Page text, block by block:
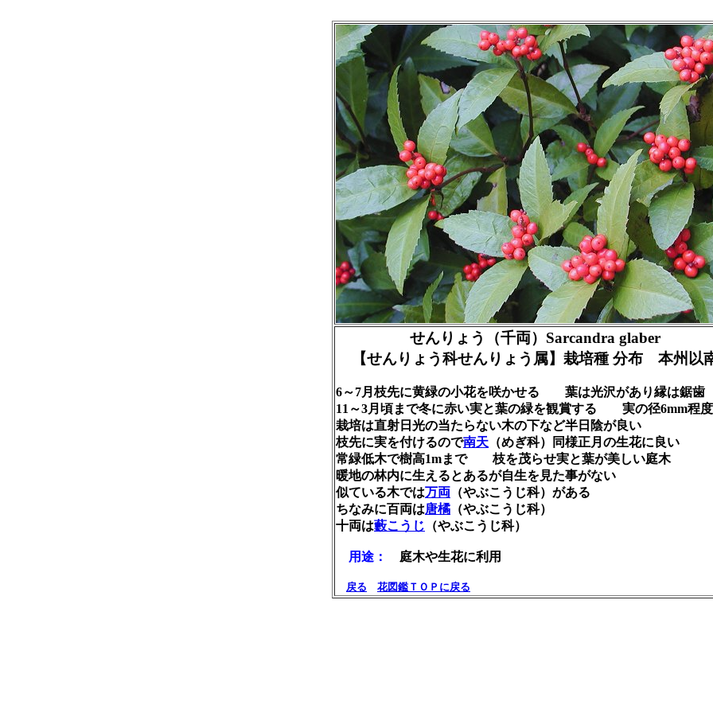
せんりょう（千両）Sarcandra glaber
【せんりょう科せんりょう属】栽培種 分布 本州
6～7月枝先に黄緑の小花を咲かせる 葉は光沢があり縁は鋸歯
11～3月頃まで冬に赤い実と葉の緑を観賞する 実の径6mm程度
栽培は直射日光の当たらない木の下など半日陰が良い
枝先に実を付けるので南天 （めぎ科）同様正月の生花に良い
常緑低木で樹高1mまで 枝を茂らせ実と葉が美しい庭木
暖地の林内に生えるとあるが自生を見た事がない
似ている木では万両 （やぶこうじ科）がある
ちなみに百両は唐橘 （やぶこうじ科）
十両は藪こうじ （やぶこうじ科）
用途： 庭木や生花に利用
戻る 花図鑑ＴＯＰに戻る